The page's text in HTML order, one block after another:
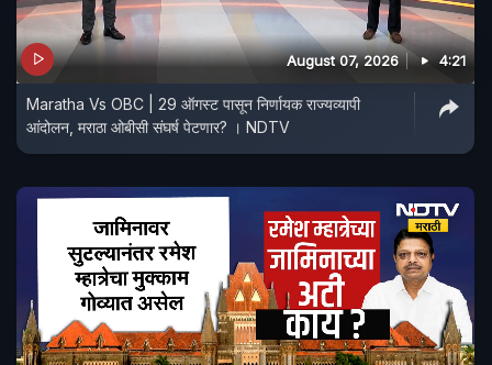
August 07, 2026 4:21
Maratha Vs OBC | 29 ऑगस्ट पासून निर्णायक राज्यव्यापी
आंदोलन, मराठा ओबीसी संघर्ष पेटणार? । NDTV